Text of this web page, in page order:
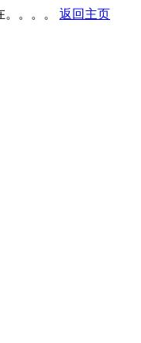
。。。 返回主页